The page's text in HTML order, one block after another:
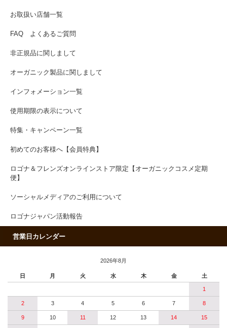
お取扱い店舗一覧
FAQ よくあるご質問
非正規品に関しまして
オーガニック製品に関しまして
インフォメーション一覧
使用期限の表示について
特集・キャンペーン一覧
初めてのお客様へ【会員特典】
ロゴナ＆フレンズオンラインストア限定【オーガニックコスメ定期
便】
ソーシャルメディアのご利用について
ロゴナジャパン活動報告
営業日カレンダー
2026年8月
日 月 火 水 木 金 土
1
2 3 4 5 6 7 8
9 10 11 12 13 14 15